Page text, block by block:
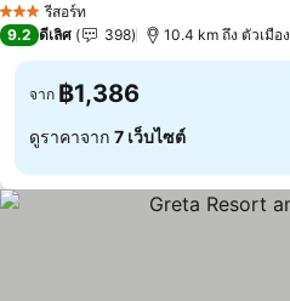
3 ดาว รีสอร์ท
9.2 ดีเลิศ 398 10.4 km ถึง ตัวเมือง
จาก ฿1,386
ดูราคาจาก 7 เว็บไซต์